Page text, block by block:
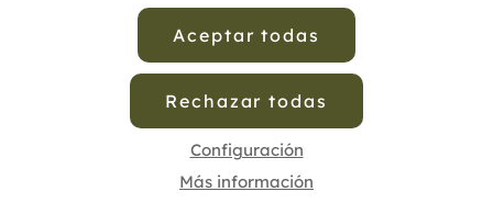
Aceptar todas
Rechazar todas
Configuración
Más información
BUSCADOR PROFESIONALES
ESCUELAS RECOMENDADAS
CONTACTO
Política de Privacidad de Datos
Política de Calidad
Política de Cookies
Configuración de Cookies
© 2025 - Diseño y programación por